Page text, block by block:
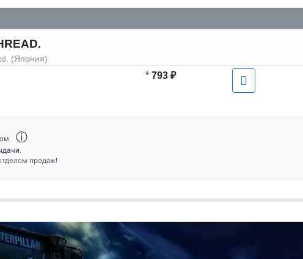
(Япония)
* 793 ₽
ⓘ
продаж!